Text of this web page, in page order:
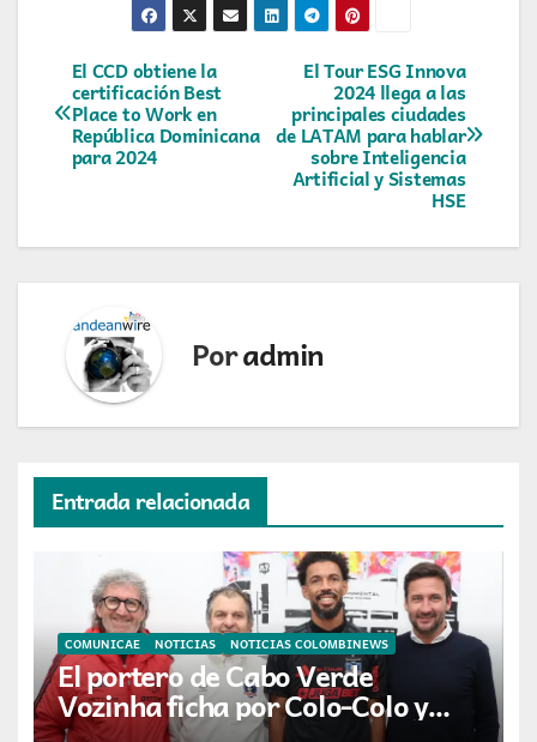
Navegación
de
entradas
El Tour ESG Innova
2024 llega a las
principales ciudades
de LATAM para hablar
sobre Inteligencia
Artificial y Sistemas
HSE
El CCD obtiene la
certificación Best
Place to Work en
República Dominicana
para 2024
Poradmin
Entrada relacionada
COMUNICAE NOTICIAS NOTICIAS COLOMBINEWS
El portero de Cabo Verde
Vozinha ficha por Colo-Colo y